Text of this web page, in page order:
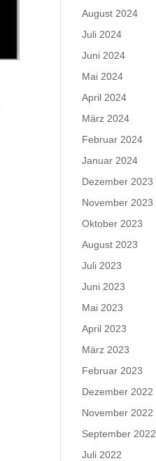
August 2024
Juli 2024
Juni 2024
Mai 2024
April 2024
März 2024
Februar 2024
Januar 2024
Dezember 2023
November 2023
Oktober 2023
August 2023
Juli 2023
Juni 2023
Mai 2023
April 2023
März 2023
Februar 2023
Dezember 2022
November 2022
September 2022
Juli 2022